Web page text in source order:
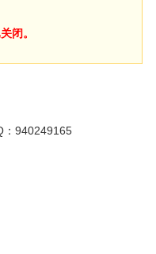
闭。
940249165